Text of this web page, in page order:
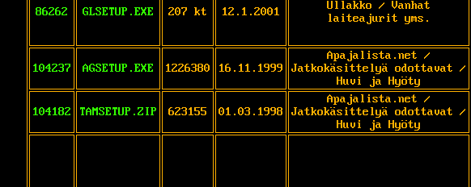
86262 GLSETUP.EXE 207 kt 12.1.2001
Ullakko / Vanhat
laiteajurit yms.
104237 AGSETUP.EXE 1226380 16.11.1999
Apajalista.net /
Jatkokäsittelyä odottavat /
Huvi ja Hyöty
104182 TAMSETUP.ZIP 623155 01.03.1998
Apajalista.net /
Jatkokäsittelyä odottavat /
Huvi ja Hyöty